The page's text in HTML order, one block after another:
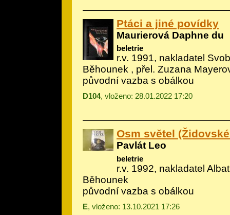
Ptáci a jiné povídky
Maurierová Daphne du
beletrie
r.v. 1991, nakladatel
Běhounek , přel. Zuzana
původní vazba s obálkou
D104, vloženo: 28.01.2022 17:20
Osm světel
Pavlát Leo
beletrie
r.v. 1992, nakladatel
Běhounek
původní vazba s obálkou
E, vloženo: 13.10.2021 17:26